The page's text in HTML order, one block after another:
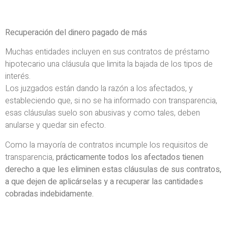
Recuperación del dinero pagado de más
Muchas entidades incluyen en sus contratos de préstamo
hipotecario una cláusula que limita la bajada de los tipos de
interés.
Los juzgados están dando la razón a los afectados, y
estableciendo que, si no se ha informado con transparencia,
esas cláusulas suelo son abusivas y como tales, deben
anularse y quedar sin efecto.
Como la mayoría de contratos incumple los requisitos de
transparencia, prácticamente todos los afectados tienen
derecho a que les eliminen estas cláusulas de sus contratos,
a que dejen de aplicárselas y a recuperar las cantidades
cobradas indebidamente.